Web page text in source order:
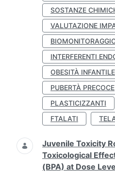
SOSTANZE
VALUTAZIONE
INTERFERENTI
OBESITÀ INFANTILE
PUBERTÀ PRECOCE
PLASTICIZZANTI
FTALATI
Juvenile Toxicity
Toxicological
(BPA) at Dose